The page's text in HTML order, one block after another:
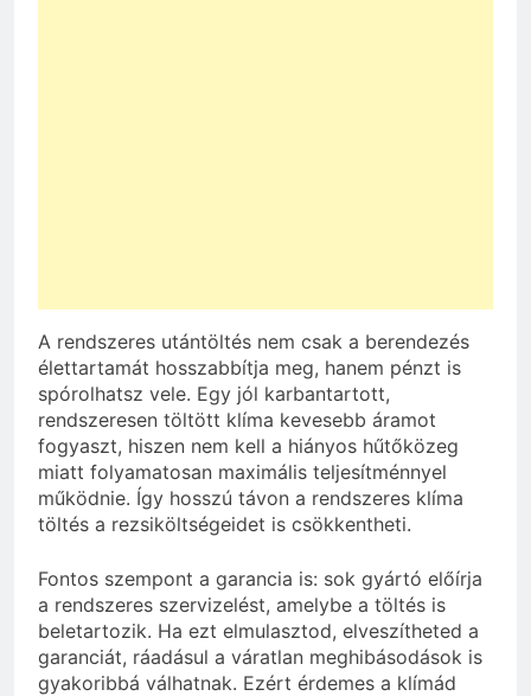
A rendszeres utántöltés nem csak a berendezés
élettartamát hosszabbítja meg, hanem pénzt is
spórolhatsz vele. Egy jól karbantartott,
rendszeresen töltött klíma kevesebb áramot
fogyaszt, hiszen nem kell a hiányos hűtőközeg
miatt folyamatosan maximális teljesítménnyel
működnie. Így hosszú távon a rendszeres klíma
töltés a rezsiköltségeidet is csökkentheti.
Fontos szempont a garancia is: sok gyártó előírja
a rendszeres szervizelést, amelybe a töltés is
beletartozik. Ha ezt elmulasztod, elveszítheted a
garanciát, ráadásul a váratlan meghibásodások is
gyakoribbá válhatnak. Ezért érdemes a klímád